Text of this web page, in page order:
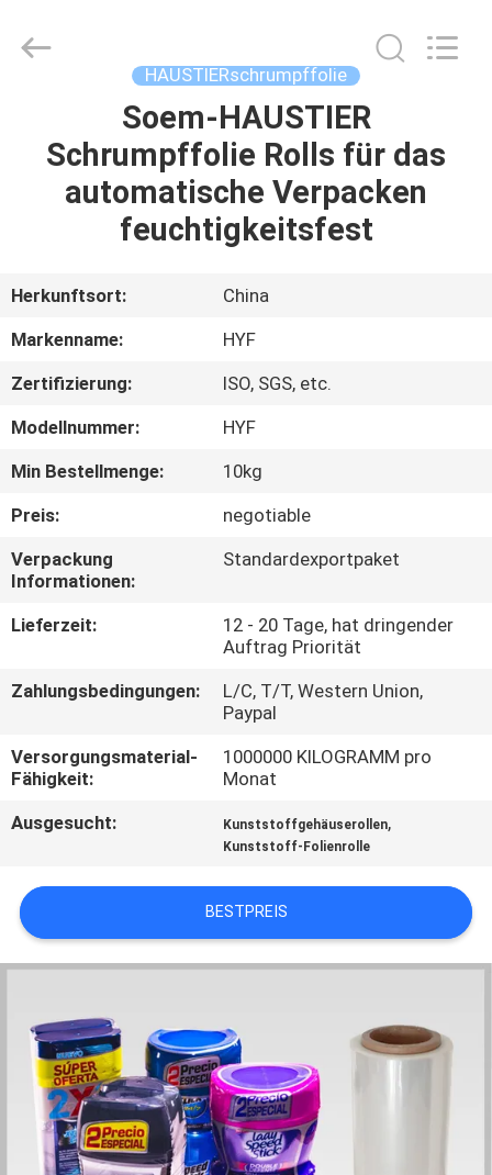
PRODUKTE
ÜBER
FABRIK-
AUSFLUG
QUALITÄTSKONTROLLE
TRETEN
MIT
IN
VERBINDUNG
FORDERN
SIE EIN
ZITAT
SITEMAP
DATENSCHUTZRICHTLINIE
Ltd..
HAUSTIERschrumpffolie
Soem-HAUSTIER
Schrumpffolie Rolls für das
automatische Verpacken
feuchtigkeitsfest
Herkunftsort:
China
Markenname:
HYF
Zertifizierung:
ISO, SGS, etc.
Modellnummer:
HYF
Min Bestellmenge:
10kg
Preis:
negotiable
Verpackung
Informationen:
Standardexportpaket
Lieferzeit:
12 - 20 Tage, hat dringender
Auftrag Priorität
Zahlungsbedingungen:
L/C, T/T, Western Union,
Paypal
Versorgungsmaterial-
Fähigkeit:
1000000 KILOGRAMM pro
Monat
Ausgesucht:
Kunststoffgehäuserollen,
Kunststoff-Folienrolle
BESTPREIS